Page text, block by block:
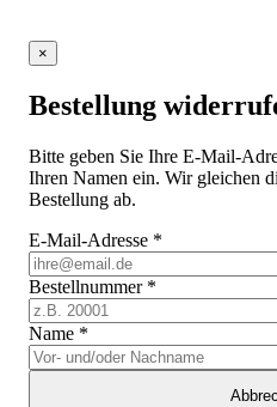
×
Bestellung
Bitte geben Sie Ihre E-Mail-
Ihren Namen ein. Wir gleichen
Bestellung ab.
E-Mail-Adresse *
Bestellnummer *
Name *